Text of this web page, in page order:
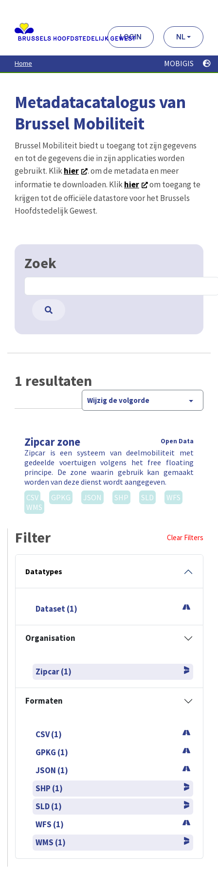
contenu
principal
LOGIN NL
Home MOBIGIS
Metadatacatalogus van
Brussel Mobiliteit
Brussel Mobiliteit biedt u toegang tot zijn gegevens
en tot de gegevens die in zijn applicaties worden
gebruikt. Klikhier
. om de metadata en meer
informatie te downloaden. Klikhier
om toegang te
krijgen tot de officiële datastore voor het Brussels
Hoofdstedelijk Gewest.
Zoek
1 resultaten
Wijzig de volgorde
Zipcar zone Open Data
Zipcar is een systeem van deelmobiliteit met
gedeelde voertuigen volgens het free floating
principe. De zone waarin gebruik kan gemaakt
worden van deze dienst wordt aangegeven.
CSV
GPKG JSON SHP SLD
WFS
WMS
Filter Clear Filters
Datatypes
Dataset (1)
Organisation
Zipcar (1)
Formaten
CSV (1)
GPKG (1)
JSON (1)
SHP (1)
SLD (1)
WFS (1)
WMS (1)